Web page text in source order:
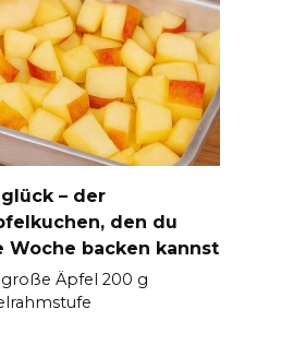
– der
den du
Woche backen kannst
Äpfel 200 g